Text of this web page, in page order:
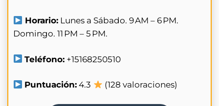
Horario: Lunes a Sábado. 9 AM – 6 PM.
Domingo. 11 PM – 5 PM.
Teléfono: +15168250510
Puntuación: 4.3 (128 valoraciones)